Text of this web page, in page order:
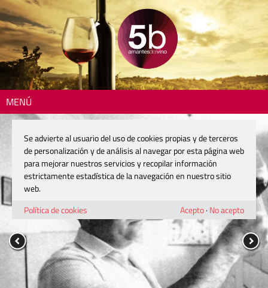
MENÚ
Se advierte al usuario del uso de cookies propias y de terceros
de personalización y de análisis al navegar por esta página web
para mejorar nuestros servicios y recopilar información
estrictamente estadística de la navegación en nuestro sitio
web.
Política de cookies
Acepto· No acepto